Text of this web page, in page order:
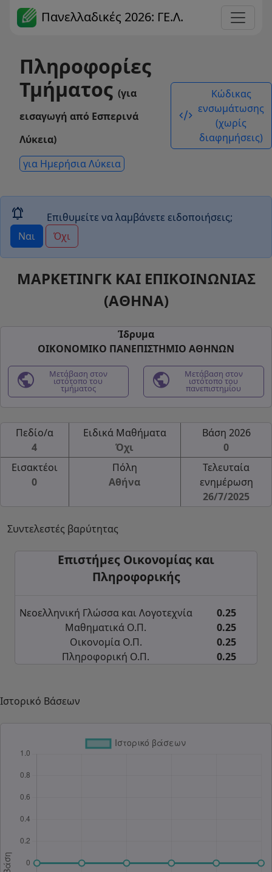
Πανελλαδικές 2026: ΓΕ.Λ.
Πληροφορίες
Τμήματος (για
εισαγωγή από Εσπερινά
Λύκεια)
για Ημερήσια Λύκεια
code_xml
Κώδικας
ενσωμάτωσης
(χωρίς
διαφημήσεις)
notifications_active
Επιθυμείτε να λαμβάνετε ειδοποιήσεις;
Ναι
Όχι
ΜΑΡΚΕΤΙΝΓΚ ΚΑΙ ΕΠΙΚΟΙΝΩΝΙΑΣ
(ΑΘΗΝΑ)
Ίδρυμα
ΟΙΚΟΝΟΜΙΚΟ ΠΑΝΕΠΙΣΤΗΜΙΟ ΑΘΗΝΩΝ
public Μετάβαση στον
ιστότοπο του
τμήματος public Μετάβαση στον
ιστότοπο του
πανεπιστημίου
Πεδίο/α
4
Ειδικά Μαθήματα
Όχι
Βάση 2026
0
Εισακτέοι
0
Πόλη
Αθήνα
Τελευταία
ενημέρωση
26/7/2025
Συντελεστές βαρύτητας
Επιστήμες Οικονομίας και
Πληροφορικής
Νεοελληνική Γλώσσα και Λογοτεχνία
0.25
Μαθηματικά Ο.Π.
0.25
Οικονομία Ο.Π.
0.25
Πληροφορική Ο.Π.
0.25
Ιστορικό Βάσεων